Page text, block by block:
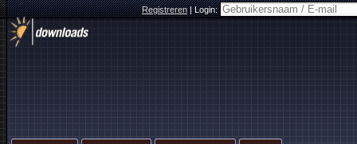
Registreren|Login: